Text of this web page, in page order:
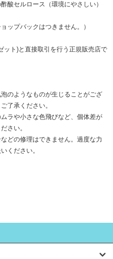
酸セルロース（環境にやさしい）
ップバックはつきません。）
ト)と直接取引を行う正規販売店で
のようなものが生じることがござ
了承ください。
ラや小さな色飛びなど、個体差が
さい。
どの修理はできません。過度な力
ください。